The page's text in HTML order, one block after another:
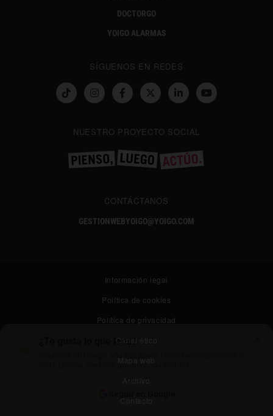
DOCTORGO
YOIGO ALARMAS
SÍGUENOS EN REDES
NUESTRO PROYECTO SOCIAL
CONTÁCTANOS
GESTIONWEBYOIGO@YOIGO.COM
Información legal
Política de cookies
Política de privacidad
Canal ético
Mapa web
Contacto
¿Te gusta lo que lees?
no te pierdas nuestros próximos contenidos.